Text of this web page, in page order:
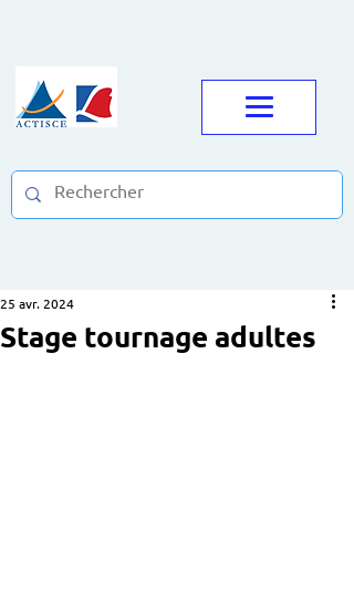
Stage tournage adultes
25 avr. 2024